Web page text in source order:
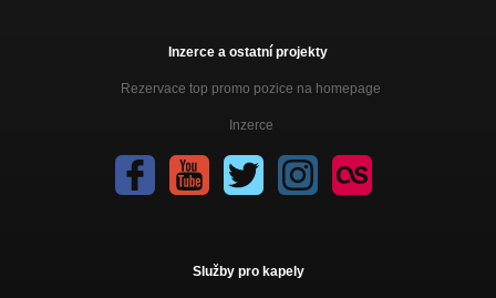
Inzerce a ostatní projekty
Rezervace top promo pozice na homepage
Inzerce
Služby pro kapely